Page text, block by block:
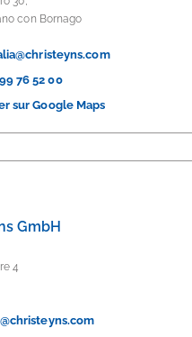
con Bornago
76 52 00
sur Google Maps
GmbH
4